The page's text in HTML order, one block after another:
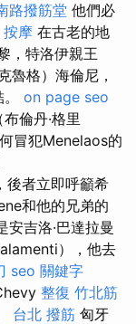
路撥筋堂 他們必
按摩 在古老的地
，特洛伊親王
魯格）海倫尼，
on page seo
倫丹·格里
冒犯Menelaos的
後者立即呼籲希
和他的兄弟的
吉洛·巴達拉曼
），他去
seo 關鍵字
整復 竹北筋
台北 撥筋 匈牙